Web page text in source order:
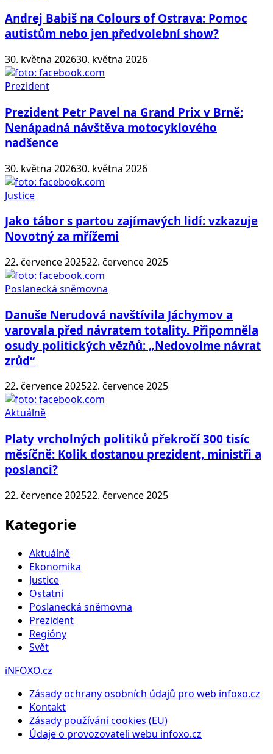
Andrej Babiš na Colours of Ostrava: Pomoc
autistům nebo jen předvolební show?
30. května 202630. května 2026
Prezident
Prezident Petr Pavel na Grand Prix v Brně:
Nenápadná návštěva motocyklového
nadšence
30. května 202630. května 2026
Justice
Jako tábor s partou zajímavých lidí: vzkazuje
Novotný za mřížemi
22. července 202522. července 2025
Poslanecká sněmovna
Danuše Nerudová navštívila Jáchymov a
varovala před návratem totality. Připomněla
osudy politických vězňů: „Nedovolme návrat
zrůd“
22. července 202522. července 2025
Aktuálně
Platy vrcholných politiků překročí 300 tisíc
měsíčně: Kolik dostanou prezident, ministři a
poslanci?
22. července 202522. července 2025
Kategorie
Aktuálně
Ekonomika
Justice
Ostatní
Poslanecká sněmovna
Prezident
Regióny
Svět
iNFOXO.cz
Zásady ochrany osobních údajů pro web infoxo.cz
Kontakt
Zásady používání cookies (EU)
Údaje o provozovateli webu infoxo.cz